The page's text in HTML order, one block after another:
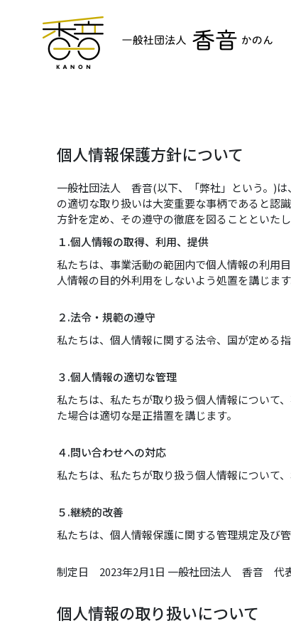
個人情報保護方針について
一般社団法人 香音(以下、「弊社」という。)は
の適切な取り扱いは大変重要な事柄であると認
方針を定め、その遵守の徹底を図ることといたし
１.個人情報の取得、利用、提供
私たちは、事業活動の範囲内で個人情報の利用
人情報の目的外利用をしないよう処置を講じます
２.法令・規範の遵守
私たちは、個人情報に関する法令、国が定める
３.個人情報の適切な管理
私たちは、私たちが取り扱う個人情報について
た場合は適切な是正措置を講じます。
４.問い合わせへの対応
私たちは、私たちが取り扱う個人情報について
５.継続的改善
私たちは、個人情報保護に関する管理規定及び
制定日 2023年2月1日 一般社団法人 香音 代
個人情報の取り扱いについて